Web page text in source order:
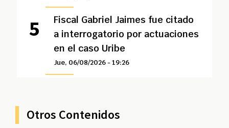
Fiscal Gabriel Jaimes fue citado
a interrogatorio por actuaciones
en el caso Uribe
Jue, 06/08/2026 - 19:26
Otros Contenidos